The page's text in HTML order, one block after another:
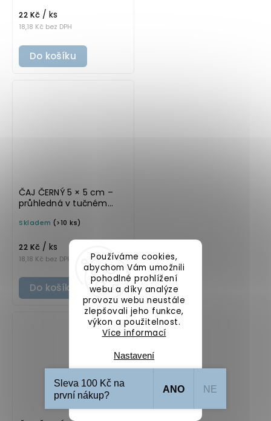
Používáme cookies,
abychom Vám umožnili
pohodlné prohlížení
webu a díky analýze
provozu webu neustále
zlepšovali jeho funkce,
výkon a použitelnost.
Více informací
Nastavení
18,18 Kč bez DPH
22 Kč / ks
Do košíku
ČAJ ČERNÝ 5 × 5 cm –
průhledná v tučném
samolepka na
Skladem (>10 ks)
18,18 Kč bez DPH
22 Kč / ks
Do košíku
Sleva 100 Kč na
první nákup?
ANO NE